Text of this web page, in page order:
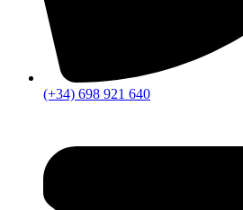
(+34) 698 921 640